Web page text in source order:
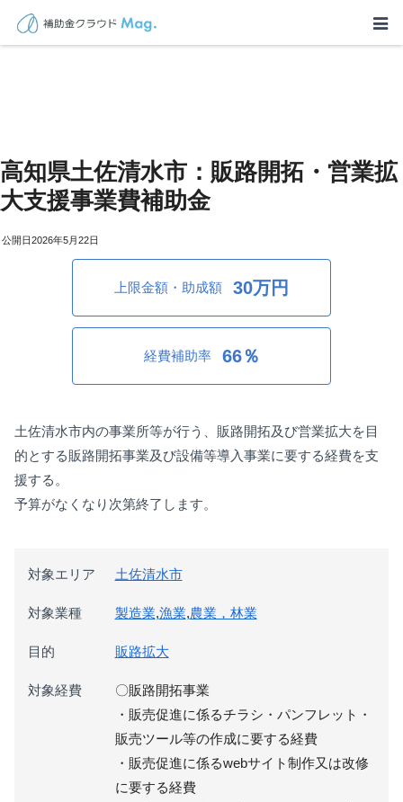
高知県土佐清水市：販路開拓・営業拡
大支援事業費補助金
2026年5月22日
上限金額・助成額 30万円
経費補助率 66％
土佐清水市内の事業所等が行う、販路開拓及び営業拡大を目
的とする販路開拓事業及び設備等導入事業に要する経費を支
援する。
予算がなくなり次第終了します。
対象エリア 土佐清水市
対象業種 製造業,漁業,農業，林業
目的 販路拡大
対象経費
〇販路開拓事業
・販売促進に係るチラシ・パンフレット・
販売ツール等の作成に要する経費
・販売促進に係るwebサイト制作又は改修
に要する経費